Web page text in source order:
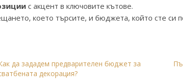
с акцент в ключовите кътове.
което търсите, и бюджета, който сте си
да зададем предварителен бюджет за
декорация?